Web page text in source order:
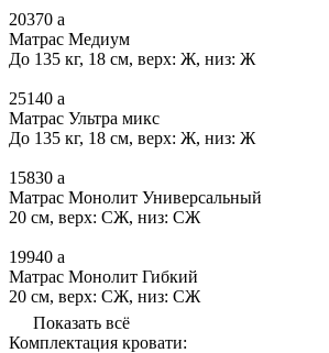
20370 a
Матрас Медиум
До 135 кг, 18 см, верх: Ж, низ: Ж
25140 a
Матрас Ультра микс
До 135 кг, 18 см, верх: Ж, низ: Ж
15830 a
Матрас Монолит Универсальный
20 см, верх: СЖ, низ: СЖ
19940 a
Матрас Монолит Гибкий
20 см, верх: СЖ, низ: СЖ
Показать всё
Комплектация кровати: